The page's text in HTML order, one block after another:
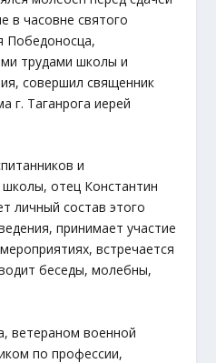
в часовне святого
Победоносца,
трудами школы и
совершил священник
г. Таганрога иерей
и
отец Константин
личный состав этого
принимает участие
встречается
беседы, молебны,
ветераном военной
по профессии,